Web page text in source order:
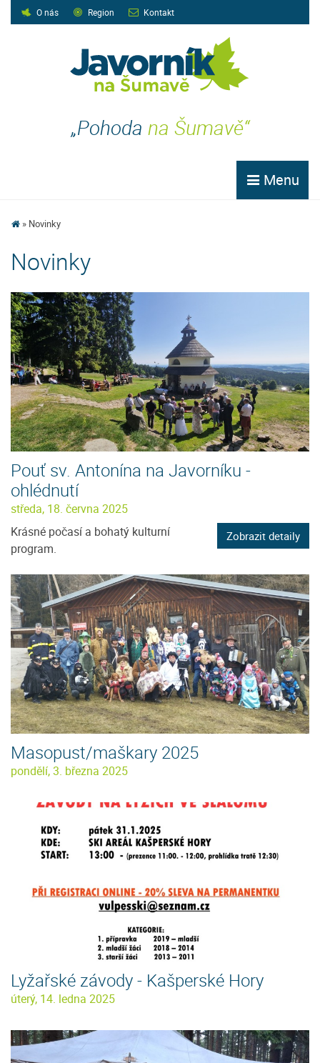
O nás Region Kontakt
„Pohoda na Šumavě“
Menu
Novinky
Novinky
Pouť sv. Antonína na Javorníku -
ohlédnutí
středa, 18. června 2025
Krásné počasí a bohatý kulturní
program.
Zobrazit detaily
Masopust/maškary 2025
pondělí, 3. března 2025
Lyžařské závody - Kašperské Hory
úterý, 14. ledna 2025